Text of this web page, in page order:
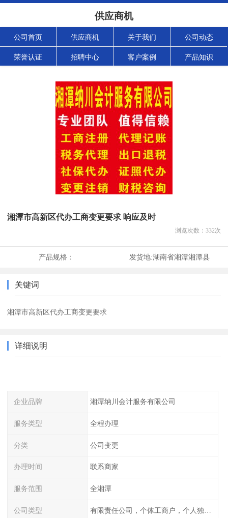
供应商机
公司首页 供应商机 关于我们 公司动态
荣誉认证 招聘中心 客户案例 产品知识
湘潭市高新区代办工商变更要求 响应及时
浏览次数： 332次
产品规格： 发货地:湖南省湘潭湘潭县
关键词
湘潭市高新区代办工商变更要求
详细说明
企业品牌 湘潭纳川会计服务有限公司
服务类型 全程办理
分类 公司变更
办理时间 联系商家
服务范围 全湘潭
公司类型